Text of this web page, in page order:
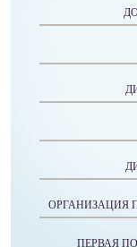
ОРГАНИЗАЦИЯ
ПЕРВАЯ